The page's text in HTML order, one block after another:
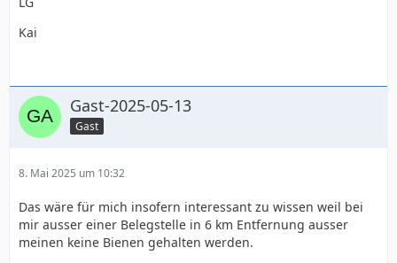
Kai
Gast-2025-05-13
Gast
8. Mai 2025 um 10:32
Das wäre für mich insofern interessant zu wissen weil bei
mir ausser einer Belegstelle in 6 km Entfernung ausser
meinen keine Bienen gehalten werden.